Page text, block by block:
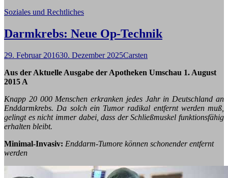
Soziales und Rechtliches
Darmkrebs: Neue Op-Technik
29. Februar 201630. Dezember 2025Carsten
Aus der Aktuelle Ausgabe der Apotheken Umschau 1. August
2015 A
Knapp 20 000 Menschen erkranken jedes Jahr in Deutschland an
Enddarmkrebs. Da solch ein Tumor radikal entfernt werden muß,
gelingt es nicht immer dabei, dass der Schließmuskel funktionsfähig
erhalten bleibt.
Minimal-Invasiv: Enddarm-Tumore können schonender entfernt
werden